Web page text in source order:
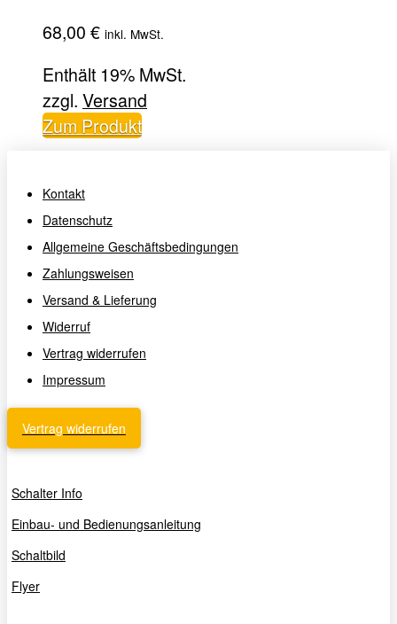
68,00 € inkl. MwSt.
Enthält 19% MwSt.
zzgl. Versand
Zum Produkt
Kontakt
Datenschutz
Allgemeine Geschäftsbedingungen
Zahlungsweisen
Versand & Lieferung
Widerruf
Vertrag widerrufen
Impressum
Vertrag widerrufen
Schalter Info
Einbau- und Bedienungsanleitung
Schaltbild
Flyer